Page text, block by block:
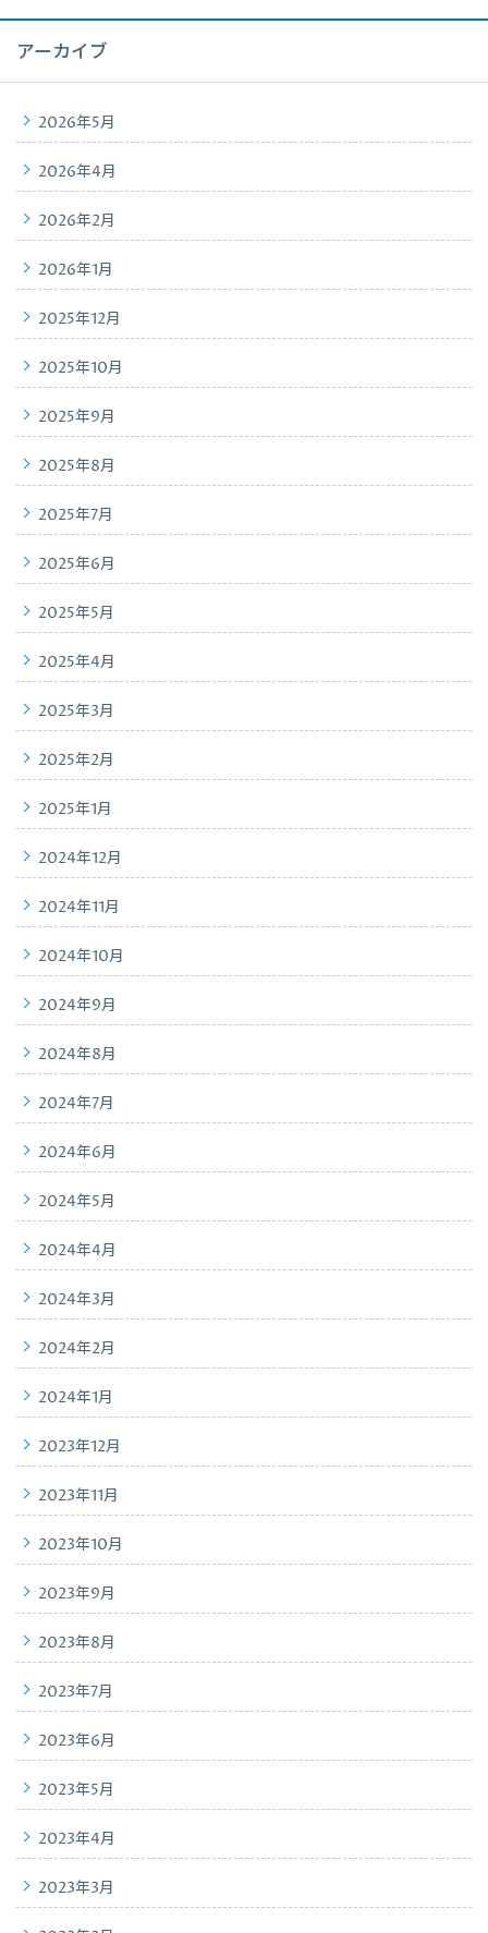
アーカイブ
2026年5月
2026年4月
2026年2月
2026年1月
2025年12月
2025年10月
2025年9月
2025年8月
2025年7月
2025年6月
2025年5月
2025年4月
2025年3月
2025年2月
2025年1月
2024年12月
2024年11月
2024年10月
2024年9月
2024年8月
2024年7月
2024年6月
2024年5月
2024年4月
2024年3月
2024年2月
2024年1月
2023年12月
2023年11月
2023年10月
2023年9月
2023年8月
2023年7月
2023年6月
2023年5月
2023年4月
2023年3月